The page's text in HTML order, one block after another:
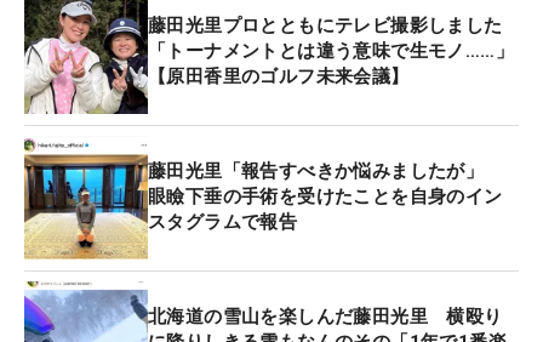
藤田光里プロとともにテレビ撮影しました
「トーナメントとは違う意味で生モノ……」
【原田香里のゴルフ未来会議】
藤田光里「報告すべきか悩みましたが」
眼瞼下垂の手術を受けたことを自身のイン
スタグラムで報告
北海道の雪山を楽しんだ藤田光里 横殴り